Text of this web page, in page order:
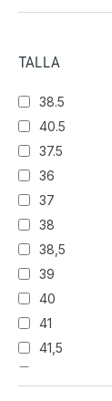
STRAWBLUE
OFF/PLATA
POLAR
VACA
TALLA
38.5
40.5
37.5
36
37
38
38,5
39
40
41
41,5